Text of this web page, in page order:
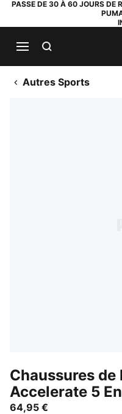
PASSE DE 30 À 60 JOURS DE
Autres Sports
Chaussures de
Accelerate 5
64,95 €